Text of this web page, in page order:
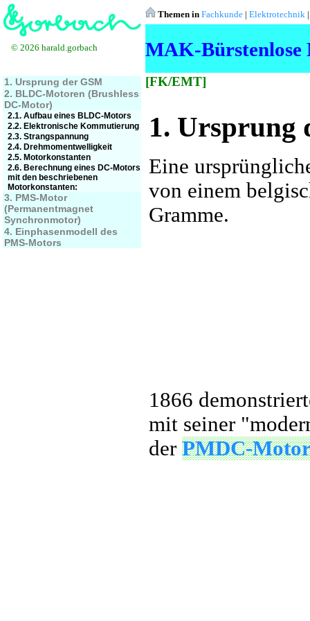
Themen in Fachkunde | Elektrotechnik
MAK-Bürstenlose
[FK/EMT]
© 2026 harald.gorbach
1. Ursprung der GSM
2. BLDC-Motoren (Brushless
DC-Motor)
2.1. Aufbau eines BLDC-Motors
2.2. Elektronische Kommutierung
2.3. Strangspannung
2.4. Drehmomentwelligkeit
2.5. Motorkonstanten
2.6. Berechnung eines DC-Motors
mit den beschriebenen
Motorkonstanten:
3. PMS-Motor
(Permanentmagnet
Synchronmotor)
4. Einphasenmodell des
PMS-Motors
1. Ursprung
Eine
von einem
Gramme.
1866
mit seiner
der PMDC-